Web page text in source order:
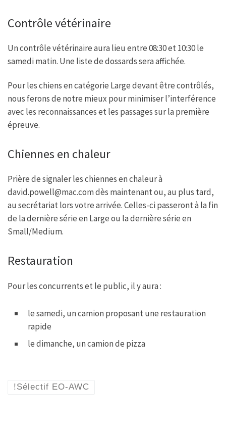
Contrôle vétérinaire
Un contrôle vétérinaire aura lieu entre 08:30 et 10:30 le
samedi matin. Une liste de dossards sera affichée.
Pour les chiens en catégorie Large devant être contrôlés,
nous ferons de notre mieux pour minimiser l’interférence
avec les reconnaissances et les passages sur la première
épreuve.
Chiennes en chaleur
Prière de signaler les chiennes en chaleur à
david.powell@mac.com dès maintenant ou, au plus tard,
au secrétariat lors votre arrivée. Celles-ci passeront à la fin
de la dernière série en Large ou la dernière série en
Small/Medium.
Restauration
Pour les concurrents et le public, il y aura :
le samedi, un camion proposant une restauration
rapide
le dimanche, un camion de pizza
!Sélectif EO-AWC